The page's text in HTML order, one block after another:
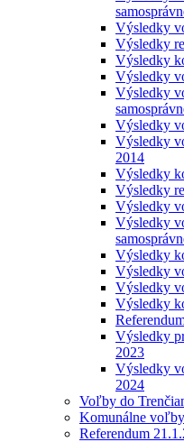
Výsledky
Výsledky
Výsledky
Výsledky
Výsledky
Výsledky
Výsledky
2014
Výsledky
Výsledky
Výsledky
Výsledky
Výsledky
Výsledky
Výsledky
Výsledky
Výsledky
2023
Výsledky
2024
Voľby do
Komunálne
Referendum